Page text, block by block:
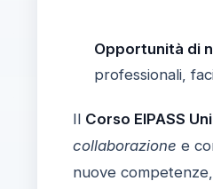
Opportunità di
professionali,
Il Corso EIPASS
collaborazione e
nuove